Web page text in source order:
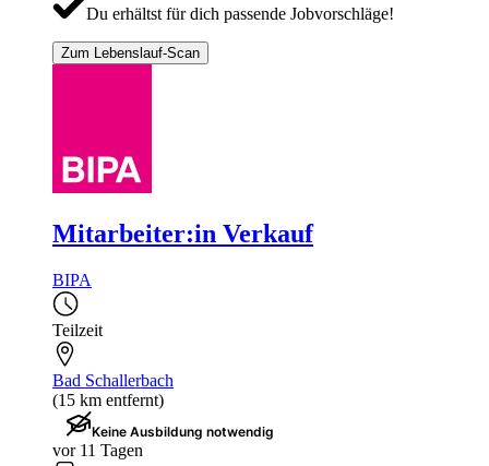
Du erhältst für dich passende Jobvorschläge!
Zum Lebenslauf-Scan
Mitarbeiter:in Verkauf
BIPA
Teilzeit
Bad Schallerbach
(15 km entfernt)
Keine Ausbildung notwendig
vor 11 Tagen